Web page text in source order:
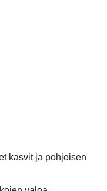
kasvit ja pohjoisen